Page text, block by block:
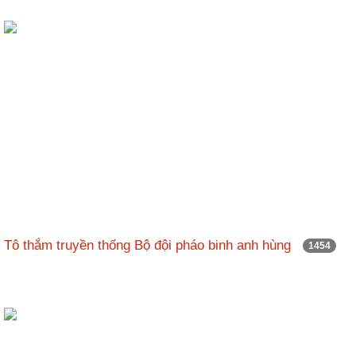
Tô thắm truyền thống Bộ đội pháo binh anh hùng 1454